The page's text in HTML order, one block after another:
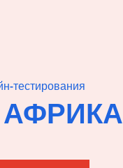
тестирования
АФРИКА